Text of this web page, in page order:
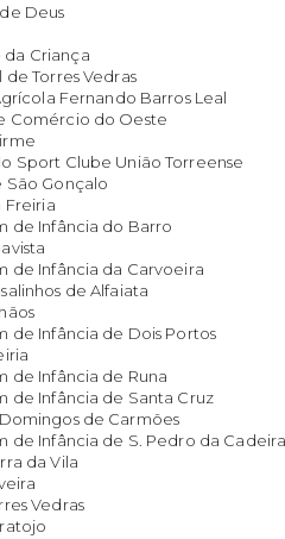
Deus
Criança
Torres Vedras
Fernando Barros Leal
Comércio do Oeste
Sport Clube União Torreense
São Gonçalo
Freiria
de Infância do Barro
de Infância da Carvoeira
de Alfaiata
de Infância de Dois Portos
de Infância de Runa
de Infância de Santa Cruz
de Carmões
de Infância de S. Pedro da Cadeira
da Vila
Vedras